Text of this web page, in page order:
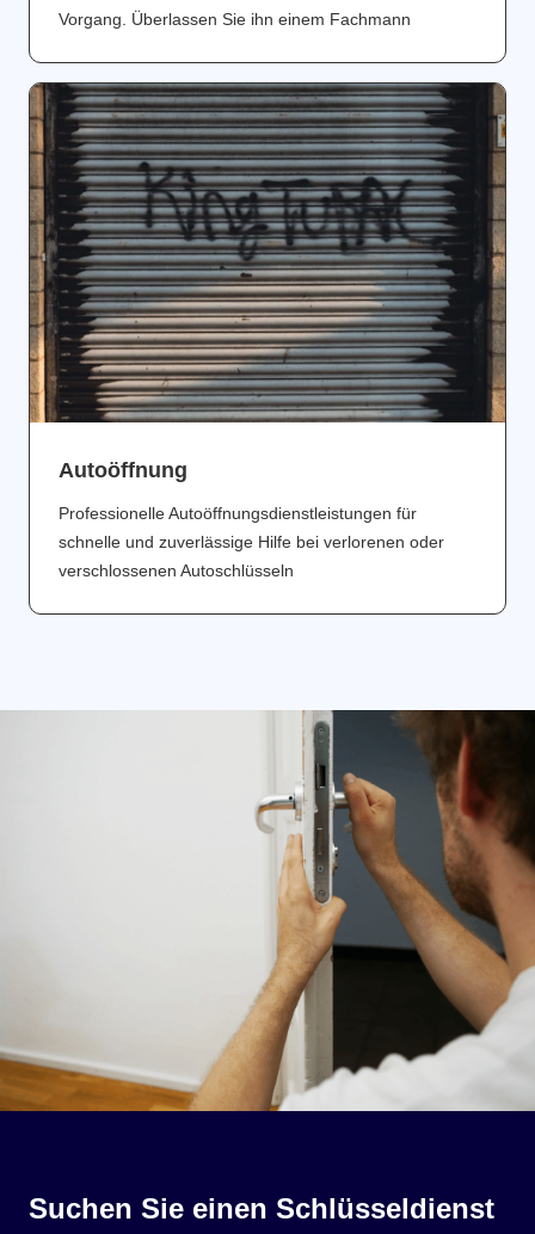
Vorgang. Überlassen Sie ihn einem Fachmann
Аutoöffnung
Professionelle Autoöffnungsdienstleistungen für
schnelle und zuverlässige Hilfe bei verlorenen oder
verschlossenen Autoschlüsseln
Suchen Sie einen Schlüsseldienst